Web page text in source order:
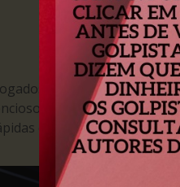
Ferreira & Kurth
buscando sempre
e eficientes e que